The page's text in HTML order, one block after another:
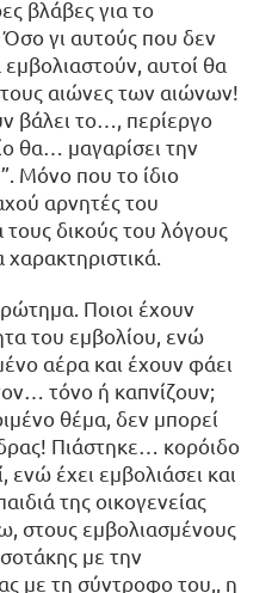
βλάβες για το
γι αυτούς που δεν
αυτοί θα
αιώνες των αιώνων!
βάλει το…, περίεργο
θα… μαγαρίσει την
Μόνο που το ίδιο
αρνητές του
τους δικούς του λόγους
χαρακτηριστικά.
Ποιοι έχουν
του εμβολίου, ενώ
αέρα και έχουν φάει
τόνο ή καπνίζουν;
θέμα, δεν μπορεί
Πιάστηκε… κορόιδο
ενώ έχει εμβολιάσει και
της οικογενείας
στους εμβολιασμένους
με την
με τη σύντροφο του,, η